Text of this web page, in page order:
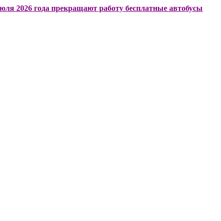
года прекращают работу бесплатные автобусы